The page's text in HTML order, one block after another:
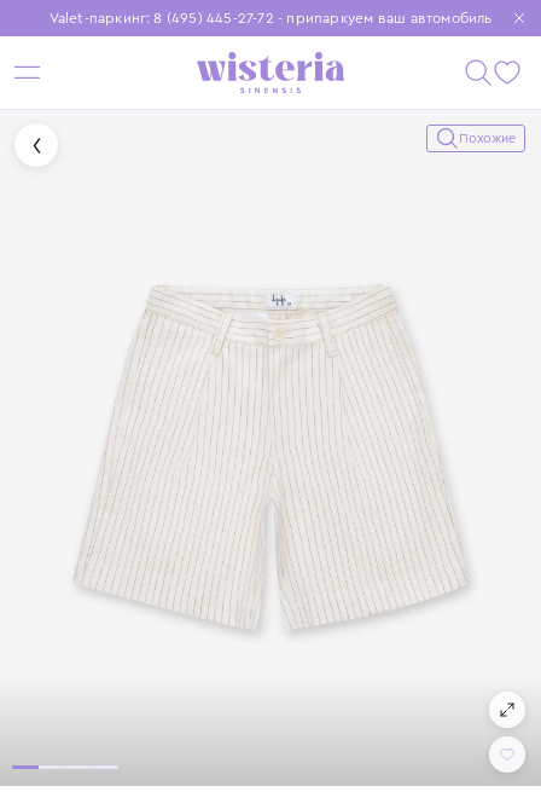
Valet-паркинг: 8 (495) 445-27-72 - припаркуем ваш автомобиль
Бесплатная доставка при заказе от 15 000 ₽
Установите приложение, чтобы покупки были еще удобнее
Похожие